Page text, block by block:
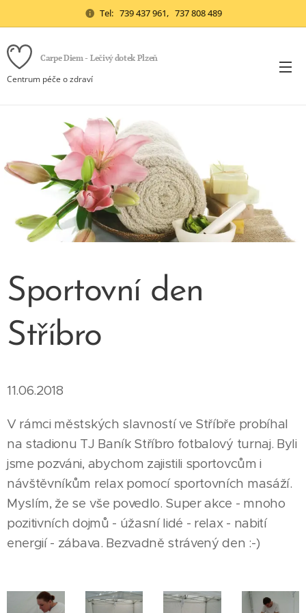
Tel: 739 437 961, 737 808 489
Carpe Diem - Lečivý dotek Plzeň
Centrum péče o zdraví
Sportovní den
Stříbro
11.06.2018
V rámci městských slavností ve Stříbře probíhal
na stadionu TJ Baník Stříbro fotbalový turnaj. Byli
jsme pozváni, abychom zajistili sportovcům i
návštěvníkům relax pomocí sportovních masáží.
Myslím, že se vše povedlo. Super akce - mnoho
pozitivních dojmů - úžasní lidé - relax - nabití
energií - zábava. Bezvadně strávený den :-)